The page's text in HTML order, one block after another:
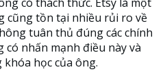
cũng tồn tại nhiều rủi ro về
tuân thủ đúng các chính
có nhấn mạnh điều này và
học của ông.